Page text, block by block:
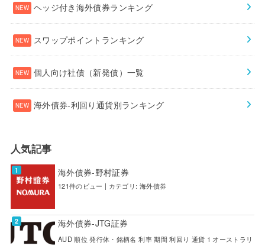
ヘッジ付き海外債券ランキング
スワップポイントランキング
個人向け社債（新発債）一覧
海外債券-利回り通貨別ランキング
人気記事
海外債券-野村証券
121件のビュー | カテゴリ: 海外債券
海外債券-JTG証券
AUD 順位 発行体・銘柄名 利率 期間 利回り 通貨 1 オーストラリ